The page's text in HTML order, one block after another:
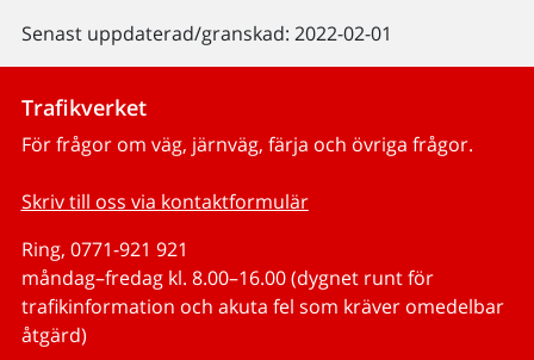
Senast uppdaterad/granskad: 2022-02-01
Trafikverket
För frågor om väg, järnväg, färja och övriga frågor.
Skriv till oss via kontaktformulär
Ring, 0771-921 921
måndag–fredag kl. 8.00–16.00 (dygnet runt för
trafikinformation och akuta fel som kräver omedelbar
åtgärd)